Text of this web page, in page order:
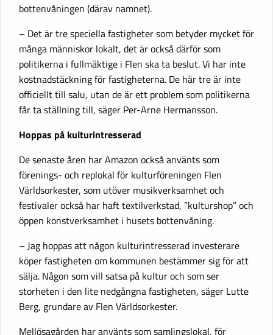
bottenvåningen (därav namnet).
– Det är tre speciella fastigheter som betyder mycket för
många människor lokalt, det är också därför som
politikerna i fullmäktige i Flen ska ta beslut. Vi har inte
kostnadstäckning för fastigheterna. De här tre är inte
officiellt till salu, utan de är ett problem som politikerna
får ta ställning till, säger Per-Arne Hermansson.
Hoppas på kulturintresserad
De senaste åren har Amazon också använts som
förenings- och replokal för kulturföreningen Flen
Världsorkester, som utöver musikverksamhet och
festivaler också har haft textilverkstad, ”kulturshop” och
öppen konstverksamhet i husets bottenvåning.
– Jag hoppas att någon kulturintresserad investerare
köper fastigheten om kommunen bestämmer sig för att
sälja. Någon som vill satsa på kultur och som ser
storheten i den lite nedgångna fastigheten, säger Lutte
Berg, grundare av Flen Världsorkester.
Mellösagården har använts som samlingslokal, för